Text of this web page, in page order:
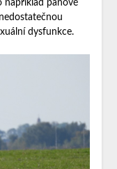
například pánové
dysfunkce.